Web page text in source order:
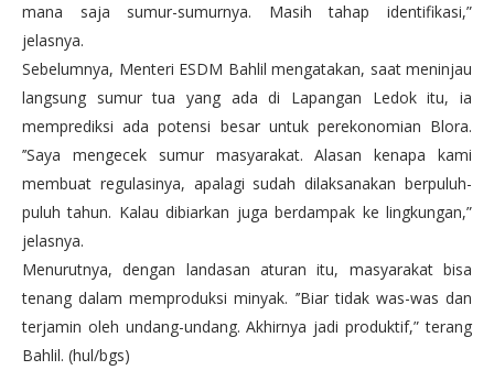
mana saja sumur-sumurnya. Masih tahap identifikasi,”
jelasnya.
Sebelumnya, Menteri ESDM Bahlil mengatakan, saat meninjau
langsung sumur tua yang ada di Lapangan Ledok itu, ia
memprediksi ada potensi besar untuk perekonomian Blora.
’’Saya mengecek sumur masyarakat. Alasan kenapa kami
membuat regulasinya, apalagi sudah dilaksanakan berpuluh-
puluh tahun. Kalau dibiarkan juga berdampak ke lingkungan,”
jelasnya.
Menurutnya, dengan landasan aturan itu, masyarakat bisa
tenang dalam memproduksi minyak. ’’Biar tidak was-was dan
terjamin oleh undang-undang. Akhirnya jadi produktif,” terang
Bahlil. (hul/bgs)